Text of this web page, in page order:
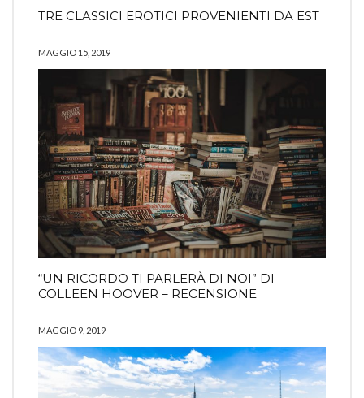
TRE CLASSICI EROTICI PROVENIENTI DA EST
MAGGIO 15, 2019
“UN RICORDO TI PARLERÀ DI NOI” DI
COLLEEN HOOVER – RECENSIONE
MAGGIO 9, 2019